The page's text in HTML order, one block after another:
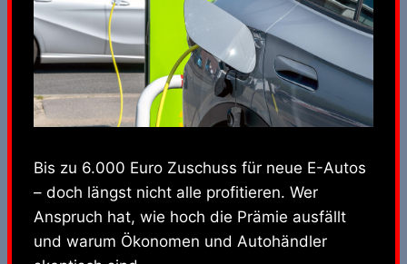
Bis zu 6.000 Euro Zuschuss für neue E-Autos
– doch längst nicht alle profitieren. Wer
Anspruch hat, wie hoch die Prämie ausfällt
und warum Ökonomen und Autohändler